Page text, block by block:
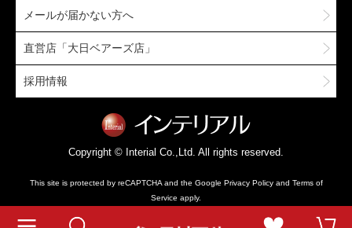
メールが届かない方へ
直営店「大日ベアーズ店」
採用情報
Copyright © Interial Co.,Ltd. All rights reserved.
This site is protected by reCAPTCHA and the Google Privacy Policyand Terms of
Service apply.